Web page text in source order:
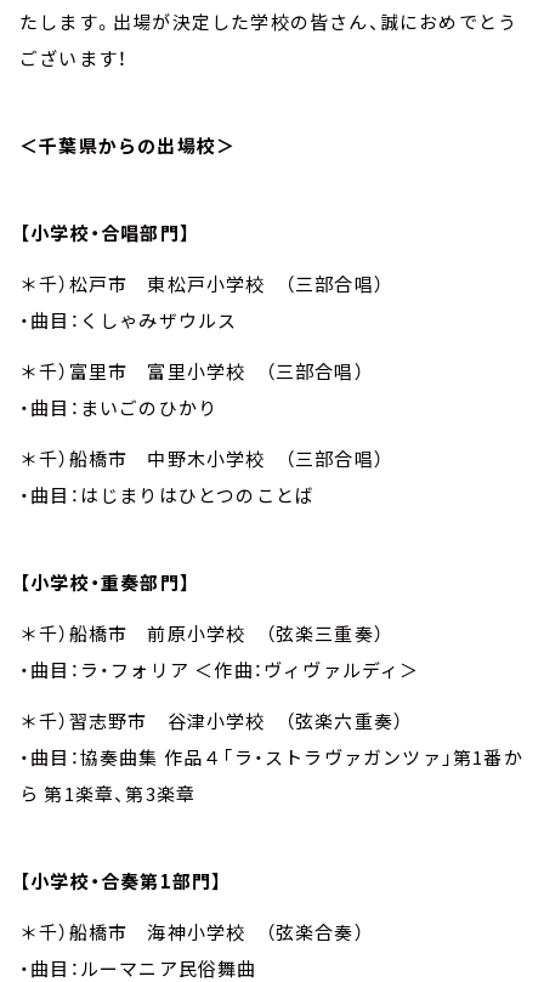
たします。出場が決定した学校の皆さん、誠におめでとう
ございます！
＜千葉県からの出場校＞
【小学校・合唱部門】
＊千）松戸市 東松戸小学校 （三部合唱）
・曲目：くしゃみザウルス
＊千）富里市 富里小学校 （三部合唱）
・曲目：まいごのひかり
＊千）船橋市 中野木小学校 （三部合唱）
・曲目：はじまりはひとつのことば
【小学校・重奏部門】
＊千）船橋市 前原小学校 （弦楽三重奏）
・曲目：ラ・フォリア ＜作曲：ヴィヴァルディ＞
＊千）習志野市 谷津小学校 （弦楽六重奏）
・曲目：協奏曲集 作品４「ラ・ストラヴァガンツァ」第1番か
ら 第1楽章、第3楽章
【小学校・合奏第1部門】
＊千）船橋市 海神小学校 （弦楽合奏）
・曲目：ルーマニア民俗舞曲